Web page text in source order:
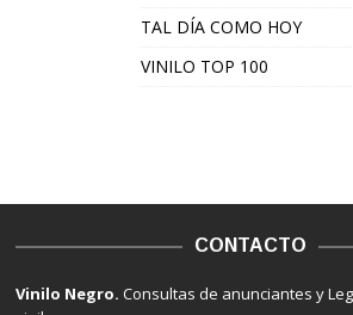
TAL DÍA COMO HOY
VINILO TOP 100
CONTACTO
Vinilo Negro.Consultas de anunciantes y